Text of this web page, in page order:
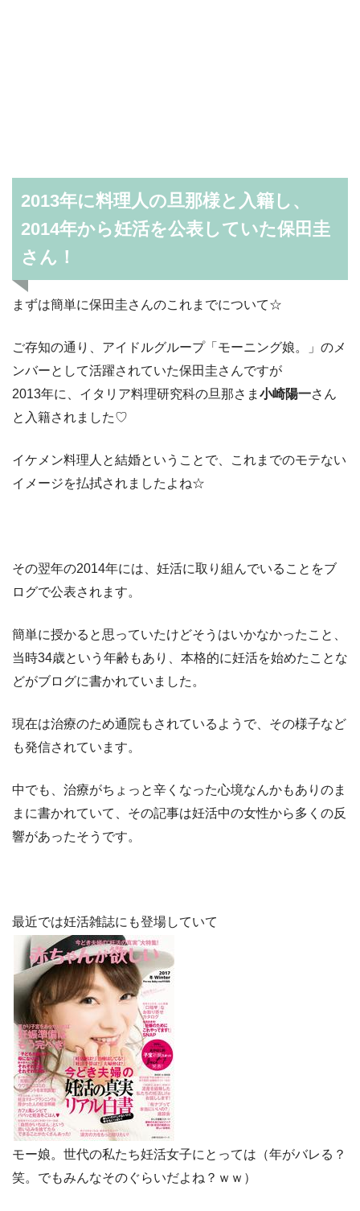
2013年に料理人の旦那様と入籍し、
2014年から妊活を公表していた保田圭
さん！
まずは簡単に保田圭さんのこれまでについて☆
ご存知の通り、アイドルグループ「モーニング娘。」のメ
ンバーとして活躍されていた保田圭さんですが
2013年に、イタリア料理研究科の旦那さま 小崎陽一さん
と入籍されました♡
イケメン料理人と結婚ということで、これまでのモテない
イメージを払拭されましたよね☆
その翌年の2014年には、妊活に取り組んでいることをブ
ログで公表されます。
簡単に授かると思っていたけどそうはいかなかったこと、
当時34歳という年齢もあり、本格的に妊活を始めたことな
どがブログに書かれていました。
現在は治療のため通院もされているようで、その様子など
も発信されています。
中でも、治療がちょっと辛くなった心境なんかもありのま
まに書かれていて、その記事は妊活中の女性から多くの反
響があったそうです。
最近では妊活雑誌にも登場していて
モー娘。世代の私たち妊活女子にとっては（年がバレる？
笑。でもみんなそのぐらいだよね？ｗｗ）